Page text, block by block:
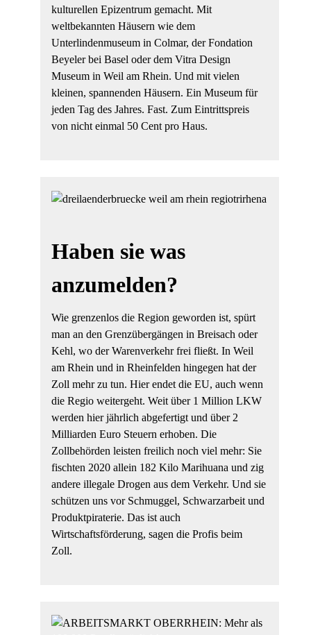
kulturellen Epizentrum gemacht. Mit
weltbekannten Häusern wie dem
Unterlindenmuseum in Colmar, der Fondation
Beyeler bei Basel oder dem Vitra Design
Museum in Weil am Rhein. Und mit vielen
kleinen, spannenden Häusern. Ein Museum für
jeden Tag des Jahres. Fast. Zum Eintrittspreis
von nicht einmal 50 Cent pro Haus.
Haben sie was
anzumelden?
Wie grenzenlos die Region geworden ist, spürt
man an den Grenzübergängen in Breisach oder
Kehl, wo der Warenverkehr frei fließt. In Weil
am Rhein und in Rheinfelden hingegen hat der
Zoll mehr zu tun. Hier endet die EU, auch wenn
die Regio weitergeht. Weit über 1 Million LKW
werden hier jährlich abgefertigt und über 2
Milliarden Euro Steuern erhoben. Die
Zollbehörden leisten freilich noch viel mehr: Sie
fischten 2020 allein 182 Kilo Marihuana und zig
andere illegale Drogen aus dem Verkehr. Und sie
schützen uns vor Schmuggel, Schwarzarbeit und
Produktpiraterie. Das ist auch
Wirtschaftsförderung, sagen die Profis beim
Zoll.